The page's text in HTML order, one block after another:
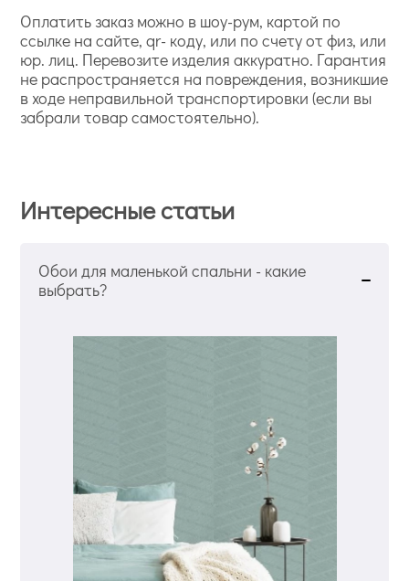
Оплатить заказ можно в шоу-рум, картой по
ссылке на сайте, qr- коду, или по счету от физ, или
юр. лиц. Перевозите изделия аккуратно. Гарантия
не распространяется на повреждения, возникшие
в ходе неправильной транспортировки (если вы
забрали товар самостоятельно).
Интересные статьи
Обои для маленькой спальни - какие
выбрать?